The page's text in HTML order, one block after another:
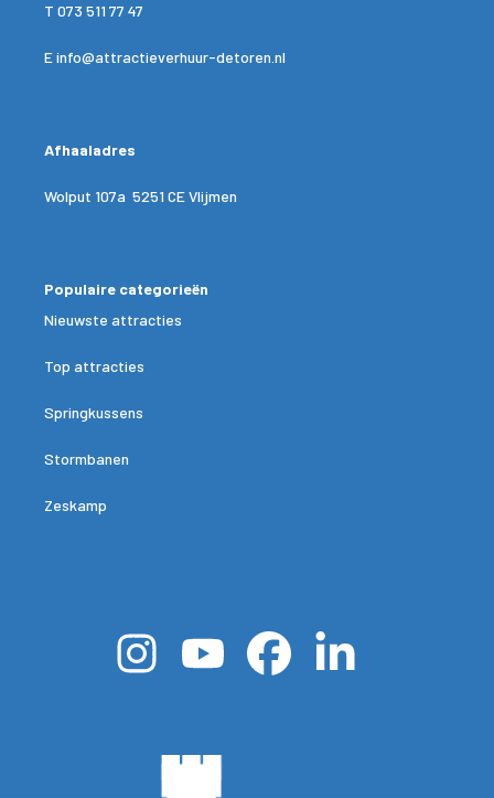
T 073 511 77 47
Einfo@attractieverhuur-detoren.nl
Afhaaladres
Wolput 107a 5251 CE Vlijmen
Populaire categorieën
Nieuwste attracties
Top attracties
Springkussens
Stormbanen
Zeskamp